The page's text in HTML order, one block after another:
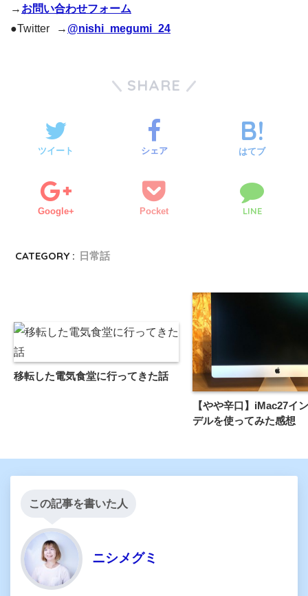
→ お問い合わせフォーム
●Twitter → @nishi_megumi_24
SHARE
ツイート シェア はてブ
Google+ Pocket LINE
CATEGORY : 日常話
移転した電気食堂に行ってきた話
【やや辛口】iMac27イ
デルを使ってみた感想
この記事を書いた人
ニシメグミ